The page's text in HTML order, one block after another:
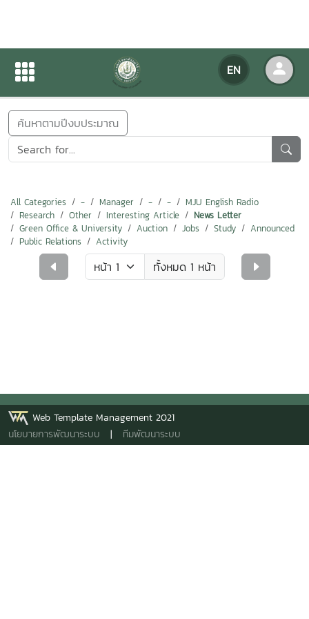
EN
NEWS
ค้นหาตามปีงบประมาณ
All Categories - Manager - -
MJU English Radio
Research
Other Interesting Article
News Letter
Green Office & University
Auction Jobs Study
Announced
Public Relations
Activity
ทั้งหมด 1 หน้า
Web Template Management 2021
นโยบายการพัฒนาระบบ | ทีมพัฒนาระบบ